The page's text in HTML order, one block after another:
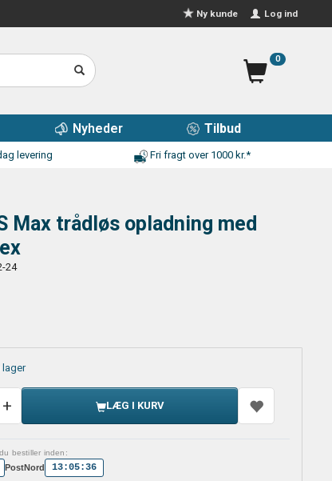
Log ind
Ny kunde
0
Nyheder Tilbud
levering Fri fragt over 1000 kr.*
Max trådløs opladning med
24
lager
LÆG I KURV
bestiller inden:
PostNord 13:05:36